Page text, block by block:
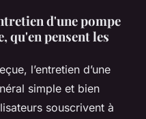
d'une pompe
qu'en pensent les
l’entretien d’une
simple et bien
souscrivent à